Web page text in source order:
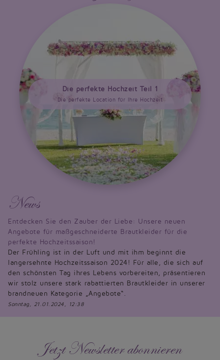
Die perfekte Hochzeit Teil 1
Die perfekte Location für Ihre Hochzeit
News
Entdecken Sie den Zauber der Liebe: Unsere neuen
Angebote für maßgeschneiderte Brautkleider für die
perfekte Hochzeitssaison!
Der Frühling ist in der Luft und mit ihm beginnt die
langersehnte Hochzeitssaison 2024! Für alle, die sich auf
den schönsten Tag ihres Lebens vorbereiten, präsentieren
wir stolz unsere stark rabattierten Brautkleider in unserer
brandneuen Kategorie „Angebote“.
Sonntag, 21.01.2024, 12:38
Jetzt Newsletter abonnieren